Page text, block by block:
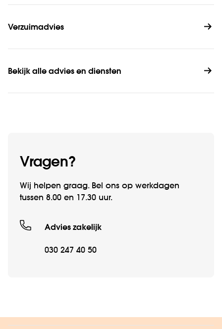
Verzuimadvies
Bekijk alle advies en diensten
Vragen?
Wij helpen graag. Bel ons op werkdagen
tussen 8.00 en 17.30 uur.
Advies zakelijk
030 247 40 50